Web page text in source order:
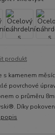
produkt
kamenem
povrchové
o průměru
Díky